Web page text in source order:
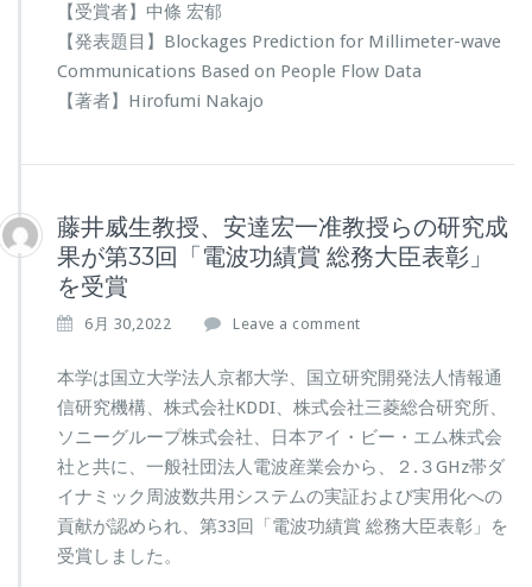
【受賞者】中條 宏郁
【発表題目】Blockages Prediction for Millimeter-wave
Communications Based on People Flow Data
【著者】Hirofumi Nakajo
藤井威生教授、安達宏一准教授らの研究成
果が第33回「電波功績賞 総務大臣表彰」
を受賞
6月 30,2022 Leave a comment
本学は国立大学法人京都大学、国立研究開発法人情報通
信研究機構、株式会社KDDI、株式会社三菱総合研究所、
ソニーグループ株式会社、日本アイ・ビー・エム株式会
社と共に、一般社団法人電波産業会から、２.３GHz帯ダ
イナミック周波数共用システムの実証および実用化への
貢献が認められ、第33回「電波功績賞 総務大臣表彰」を
受賞しました。